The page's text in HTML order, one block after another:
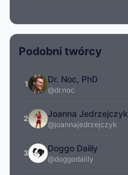
Podobni twórcy
1 Dr. Noc, PhD
@dr.noc
2 Joanna Jedrzejczyk
@joannajedrzejczyk
3 Doggo Daiily
@doggodaiily